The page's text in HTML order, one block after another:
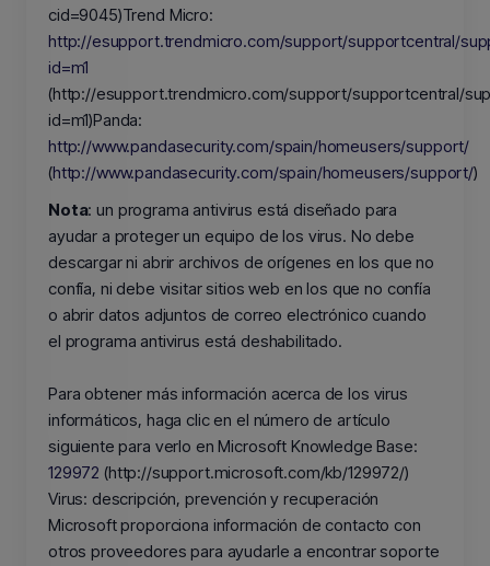
cid=9045)Trend Micro:
http://esupport.trendmicro.com/support/supportcentral/
id=m1
(http://esupport.trendmicro.com/support/supportcentral/
id=m1)Panda:
http://www.pandasecurity.com/spain/homeusers/support/
(http://www.pandasecurity.com/spain/homeusers/support/)
Nota: un programa antivirus está diseñado para
ayudar a proteger un equipo de los virus. No debe
descargar ni abrir archivos de orígenes en los que no
confía, ni debe visitar sitios web en los que no confía
o abrir datos adjuntos de correo electrónico cuando
el programa antivirus está deshabilitado.
Para obtener más información acerca de los virus
informáticos, haga clic en el número de artículo
siguiente para verlo en Microsoft Knowledge Base:
129972 (http://support.microsoft.com/kb/129972/)
Virus: descripción, prevención y recuperación
Microsoft proporciona información de contacto con
otros proveedores para ayudarle a encontrar soporte